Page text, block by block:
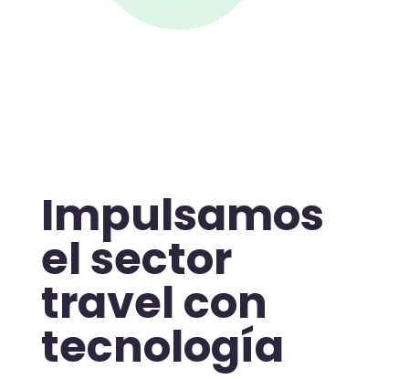
Impulsamos
el sector
travel con
tecnología